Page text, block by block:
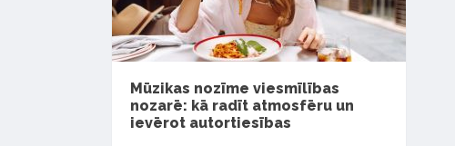
Mūzikas nozīme viesmīlības
nozarē: kā radīt atmosfēru un
ievērot autortiesības